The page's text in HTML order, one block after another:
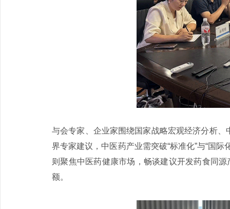
与会专家、企业家围绕国家战略宏观经济分析
界专家建议，中医药产业需突破“标准化”与“国
则聚焦中医药健康市场，畅谈建议开发药食同
额。